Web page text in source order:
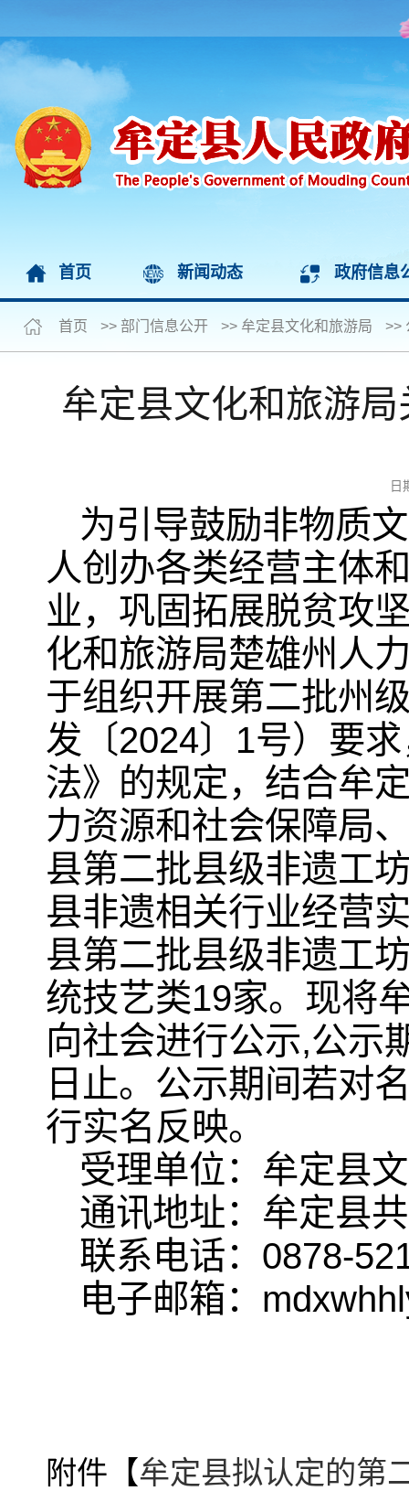
首页 新闻动态 政府信息
首页 >> 部门信息公开 >> 牟定县文化和旅游局 >>
牟定县文化和旅游
日
为引导鼓励非物质
人创办各类经营主体
业，巩固拓展脱贫攻
化和旅游局楚雄州人
于组织开展第二批州
发〔2024〕1号）要
法》的规定，结合牟
力资源和社会保障局
县第二批县级非遗工
县非遗相关行业经营
县第二批县级非遗工
统技艺类19家。现将
向社会进行公示,公示
日止。公示期间若对
行实名反映。
受理单位：牟定县
通讯地址：牟定县
联系电话：0878-
电子邮箱：
附件【牟定县拟认定的第